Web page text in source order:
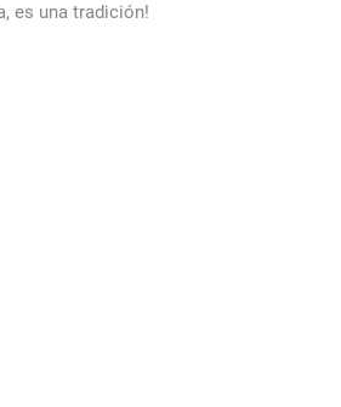
es una tradición!